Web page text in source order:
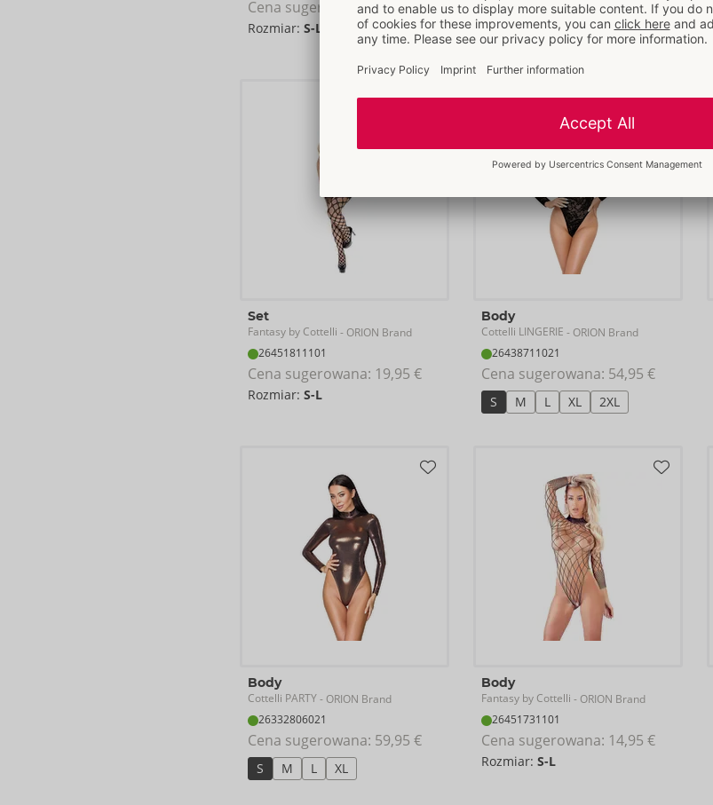
Cena sugerowana: 19,95 €
Rozmiar: S-L
Cena sugerowana: 19,95 €
Rozmiar:S-L
Set
Fantasy by Cottelli - ORION Brand
26451811101
Cena sugerowana: 19,95 €
Rozmiar: S-L
Body
Cottelli LINGERIE - ORION Brand
26438711021
Cena sugerowana: 54,95 €
S M L XL 2XL
Body
Cottelli PARTY- ORION Brand
26332806021
Cena sugerowana: 59,95 €
S M L XL
Body
Fantasy by Cottelli - ORION Brand
26451731101
Cena sugerowana: 14,95 €
Rozmiar: S-L